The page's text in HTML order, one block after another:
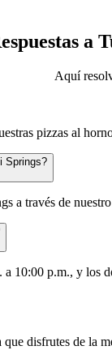
a
Aquí
pizzas al
Springs?
a través de
a 10:00 p.m., y
disfrutes de la